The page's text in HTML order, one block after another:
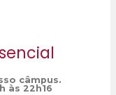
câmpus.
às 22h16